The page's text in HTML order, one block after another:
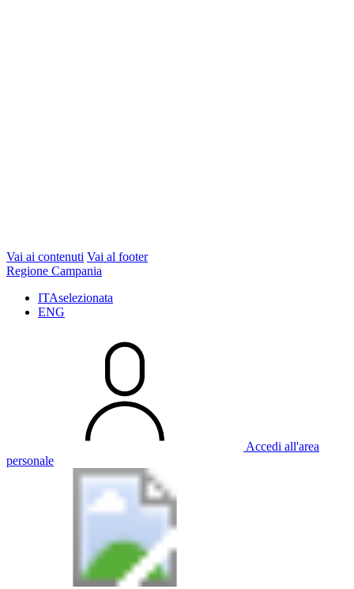
Vai ai contenuti Vai al footer
Regione Campania
ITAselezionata
ENG
Accedi all'area
personale